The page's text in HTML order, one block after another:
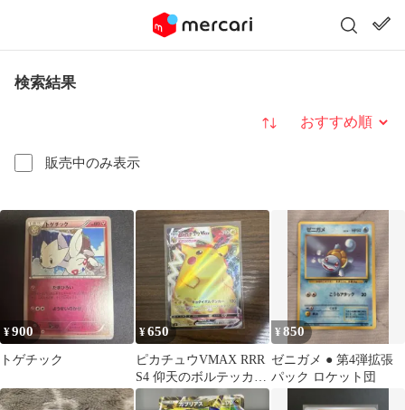
検索結果
販売中のみ表示
並び替え
¥900
トゲチック
¥650
ピカチュウVMAX RRR
S4 仰天のボルテッカー
031/100
¥850
ゼニガメ ● 第4弾拡張
パック ロケット団